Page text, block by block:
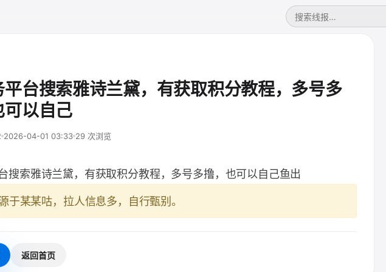
平台搜索雅诗兰黛，有获取积分教程，多号多
可以自己
2026-04-01 03:33 29 次浏览
搜索雅诗兰黛，有获取积分教程，多号多撸，也可以自己鱼出
于某某咕，拉人信息多，自行甄别。
返回首页